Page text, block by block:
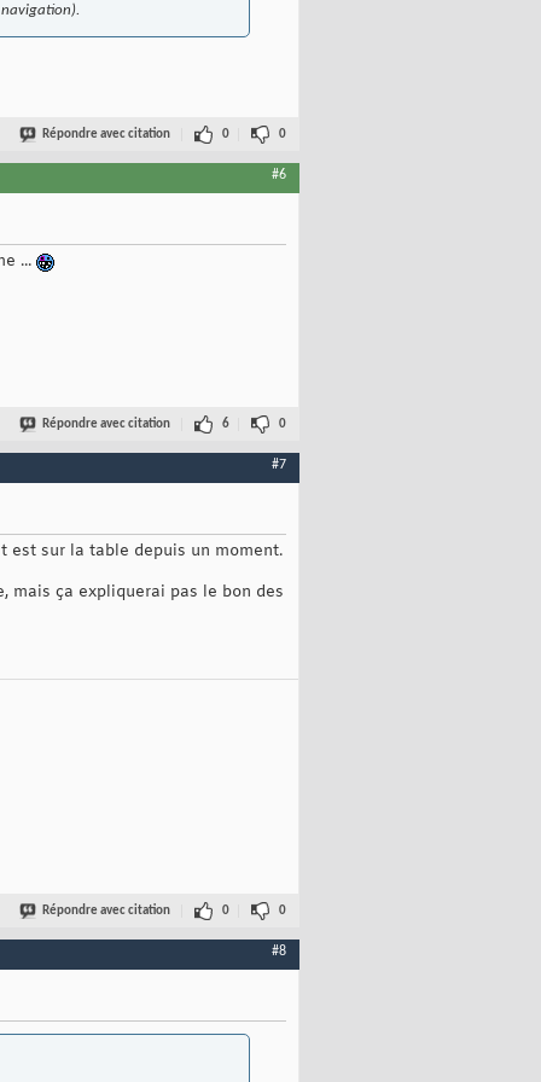
navigation).
Répondre avec citation 0 0
#6
...
Répondre avec citation 6 0
#7
est sur la table depuis un moment.
mais ça expliquerai pas le bon des
Répondre avec citation 0 0
#8